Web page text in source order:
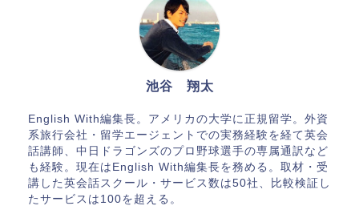
池谷 翔太
English With編集長。アメリカの大学に正規留学。外資
系旅行会社・留学エージェントでの実務経験を経て英会
話講師、中日ドラゴンズのプロ野球選手の専属通訳など
も経験。現在はEnglish With編集長を務める。取材・受
講した英会話スクール・サービス数は50社、比較検証し
たサービスは100を超える。